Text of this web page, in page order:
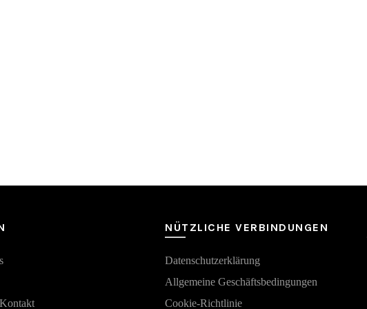
NÜTZLICHE VERBINDUNGEN
Datenschutzerklärung
Аllgemeine Geschäftsbedingungen
Cookie-Richtlinie